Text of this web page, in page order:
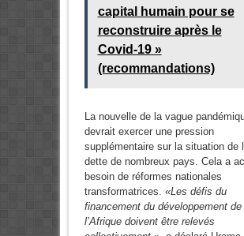
capital humain pour se
reconstruire après le
Covid-19 »
(recommandations)
La nouvelle de la vague
devrait exercer une pression
supplémentaire sur la situation de
dette de nombreux pays. Cela a
besoin de réformes nationales
transformatrices. «Les défis du
financement du développement de
l’Afrique doivent être relevés